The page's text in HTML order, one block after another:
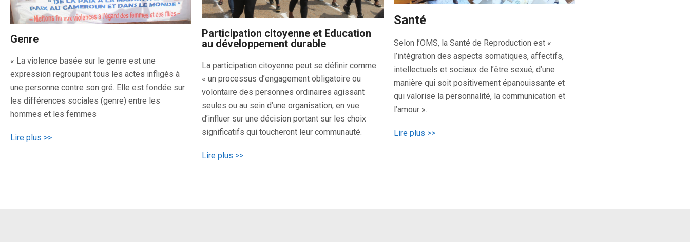
Genre
« La violence basée sur le genre est une
expression regroupant tous les actes infligés à
une personne contre son gré. Elle est fondée sur
les différences sociales (genre) entre les
hommes et les femmes
Lire plus >>
Participation citoyenne et Education
au développement durable
La participation citoyenne peut se définir comme
« un processus d’engagement obligatoire ou
volontaire des personnes ordinaires agissant
seules ou au sein d’une organisation, en vue
d’influer sur une décision portant sur les choix
significatifs qui toucheront leur communauté.
Lire plus >>
Santé
Selon l’OMS, la Santé de Reproduction est «
l’intégration des aspects somatiques, affectifs,
intellectuels et sociaux de l’être sexué, d’une
manière qui soit positivement épanouissante et
qui valorise la personnalité, la communication et
l’amour ».
Lire plus >>